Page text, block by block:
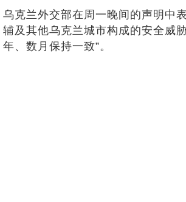
乌克兰外交部在周一晚间的声明中
辅及其他乌克兰城市构成的安全威
年、数月保持一致”。